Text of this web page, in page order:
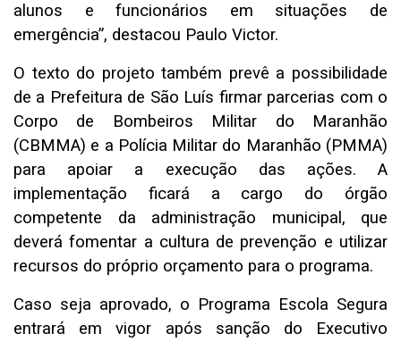
alunos e funcionários em situações de
emergência”, destacou Paulo Victor.
O texto do projeto também prevê a possibilidade
de a Prefeitura de São Luís firmar parcerias com o
Corpo de Bombeiros Militar do Maranhão
(CBMMA) e a Polícia Militar do Maranhão (PMMA)
para apoiar a execução das ações. A
implementação ficará a cargo do órgão
competente da administração municipal, que
deverá fomentar a cultura de prevenção e utilizar
recursos do próprio orçamento para o programa.
Caso seja aprovado, o Programa Escola Segura
entrará em vigor após sanção do Executivo